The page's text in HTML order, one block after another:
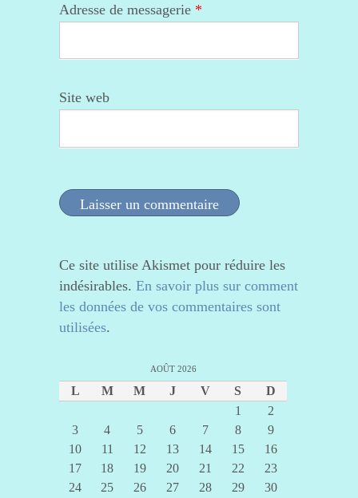
Adresse de messagerie *
Site web
Ce site utilise Akismet pour réduire les
indésirables. En savoir plus sur comment
les données de vos commentaires sont
utilisées.
AOÛT 2026
L M M J V S D
1
2
3
4 5 6 7 8
9
10
11 12 13 14 15
16
17
18 19 20 21 22
23
24
25 26 27 28 29
30